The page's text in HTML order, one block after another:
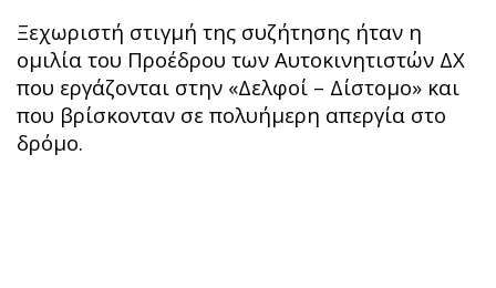
Ξεχωριστή στιγμή της συζήτησης ήταν η
ομιλία του Προέδρου των Αυτοκινητιστών ΔΧ
που εργάζονται στην «Δελφοί – Δίστομο» και
που βρίσκονταν σε πολυήμερη απεργία στο
δρόμο.